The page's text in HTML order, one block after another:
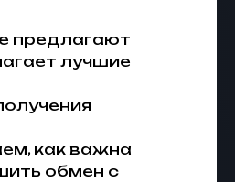
предлагают
лучшие
как важна
обмен с